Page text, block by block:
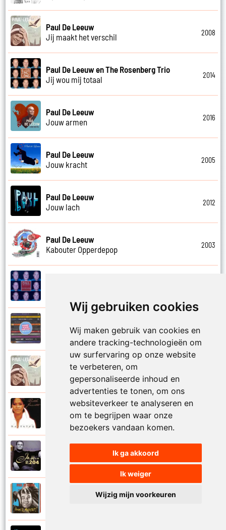
Wij gebruiken cookies
Wij maken gebruik van cookies en
andere tracking-technologieën om
uw surfervaring op onze website
te verbeteren, om
gepersonaliseerde inhoud en
advertenties te tonen, om ons
websiteverkeer te analyseren en
om te begrijpen waar onze
bezoekers vandaan komen.
Ik ga akkoord
Ik weiger
Wijzig mijn voorkeuren
Paul De Leeuw
Jij maakt het verschil
2008
Paul De Leeuw en The Rosenberg Trio
Jij wou mij totaal
2014
Paul De Leeuw
Jouw armen
2016
Paul De Leeuw
Jouw kracht
2005
Paul De Leeuw
Jouw lach
2012
Paul De Leeuw
Kabouter Opperdepop
2003
Katinka
Paul De Leeuw
Kerstmis
Ruth Jacott en Paul De Leeuw
Kijk niet uit
KL 204 (Als ik God was)